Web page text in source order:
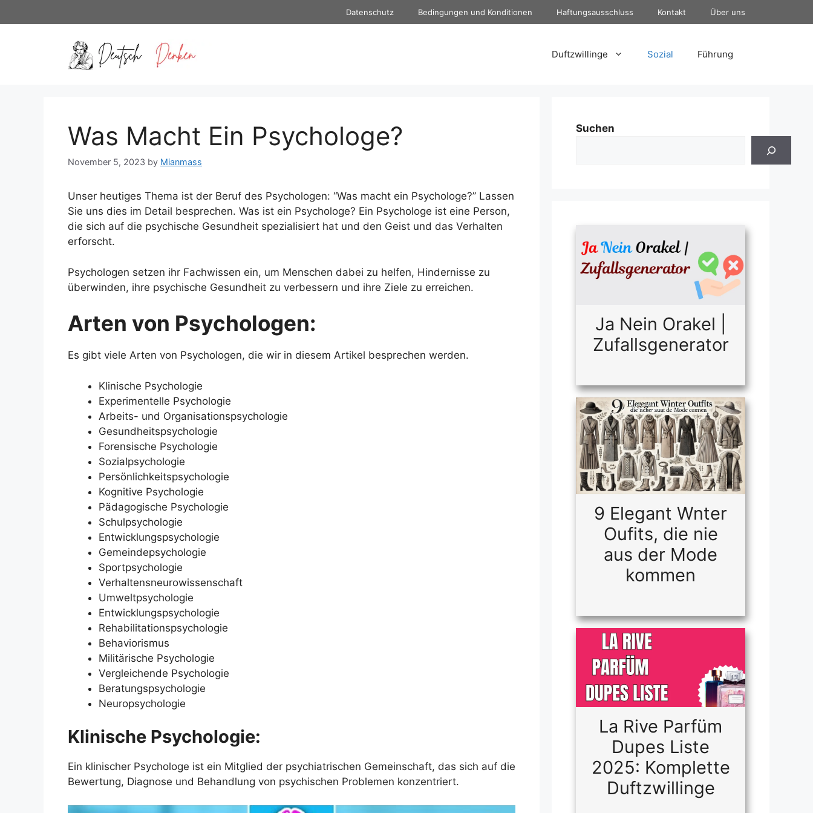
to
Datenschutz Bedingungen und Konditionen Haftungsausschluss Kontakt Über uns
Duftzwillinge Sozial Führung
Was Macht Ein Psychologe?
November 5, 2023 by Mianmass
Unser heutiges Thema ist der Beruf des Psychologen: “Was macht ein Psychologe?” Lassen
Sie uns dies im Detail besprechen. Was ist ein Psychologe? Ein Psychologe ist eine Person,
die sich auf die psychische Gesundheit spezialisiert hat und den Geist und das Verhalten
erforscht.
Psychologen setzen ihr Fachwissen ein, um Menschen dabei zu helfen, Hindernisse zu
überwinden, ihre psychische Gesundheit zu verbessern und ihre Ziele zu erreichen.
Arten von Psychologen:
Es gibt viele Arten von Psychologen, die wir in diesem Artikel besprechen werden.
Klinische Psychologie
Experimentelle Psychologie
Arbeits- und Organisationspsychologie
Gesundheitspsychologie
Forensische Psychologie
Sozialpsychologie
Persönlichkeitspsychologie
Kognitive Psychologie
Pädagogische Psychologie
Schulpsychologie
Entwicklungspsychologie
Gemeindepsychologie
Sportpsychologie
Verhaltensneurowissenschaft
Umweltpsychologie
Entwicklungspsychologie
Rehabilitationspsychologie
Behaviorismus
Militärische Psychologie
Vergleichende Psychologie
Beratungspsychologie
Neuropsychologie
Klinische Psychologie:
Ein klinischer Psychologe ist ein Mitglied der psychiatrischen Gemeinschaft, das sich auf die
Bewertung, Diagnose und Behandlung von psychischen Problemen konzentriert.
Suchen
Ja Nein Orakel |
Zufallsgenerator
9 Elegant Wnter
Oufits, die nie
aus der Mode
kommen
La Rive Parfüm
Dupes Liste
2025: Komplette
Duftzwillinge